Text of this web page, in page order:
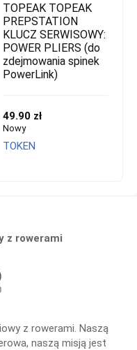
TOPEAK TOPEAK
PREPSTATION
KLUCZ SERWISOWY:
POWER PLIERS (do
zdejmowania spinek
PowerLink)
49.90 zł
Nowy
TOKEN
z rowerami
z rowerami. Naszą
naszą misją jest